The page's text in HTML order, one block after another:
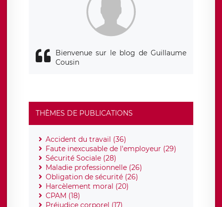
Bienvenue sur le blog de Guillaume
Cousin
THÈMES DE PUBLICATIONS
Accident du travail (36)
Faute inexcusable de l'employeur (29)
Sécurité Sociale (28)
Maladie professionnelle (26)
Obligation de sécurité (26)
Harcèlement moral (20)
CPAM (18)